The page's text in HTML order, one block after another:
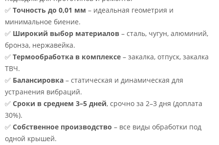
✅ Точность до 0,01 мм – идеальная геометрия и
минимальное биение.
✅ Широкий выбор материалов – сталь, чугун, алюминий,
бронза, нержавейка.
✅ Термообработка в комплексе – закалка, отпуск, закалка
ТВЧ.
✅ Балансировка – статическая и динамическая для
устранения вибраций.
✅ Сроки в среднем 3–5 дней, срочно за 2–3 дня (доплата
30%).
✅ Собственное производство – все виды обработки под
одной крышей.